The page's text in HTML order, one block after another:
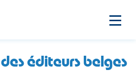
éditeurs belges